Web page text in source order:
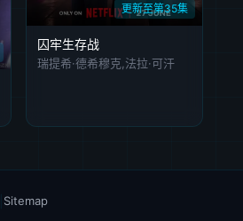
更新至第35集
囚牢生存战
瑞提希·德希穆克,法拉·可汗
Sitemap